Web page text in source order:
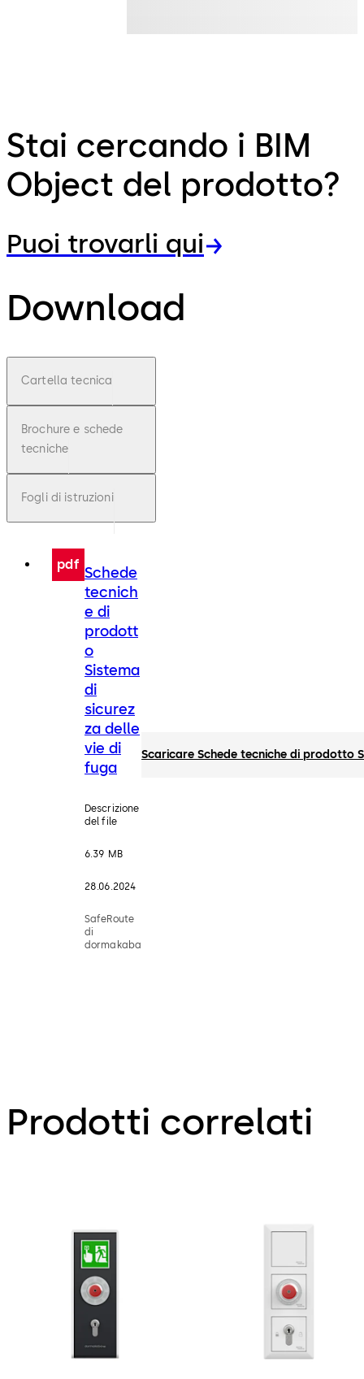
Stai cercando i BIM
Object del prodotto?
Puoi trovarli qui
Download
Cartella tecnica
Brochure e schede
tecniche
Fogli di istruzioni
pdf Schede
tecnich
e di
prodott
o
Sistema
di
sicurez
za delle
vie di
fuga
Descrizione
del file
6.39 MB
28.06.2024
SafeRoute
di
dormakaba
Scaricare Schede tecniche di prodotto
Prodotti correlati